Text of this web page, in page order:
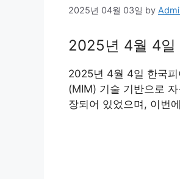
2025년 04월 03일 by
2025년 4월 4일
2025년 4월 4일 한국
(MIM) 기술 기반으로
장되어 있었으며, 이번